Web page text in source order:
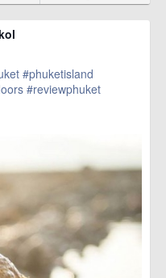
#phuketisland
#reviewphuket
เกาะ